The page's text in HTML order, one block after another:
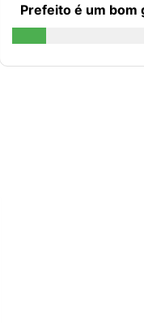
Prefeito é um